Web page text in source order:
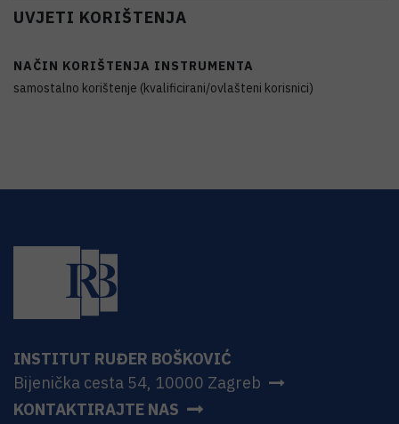
UVJETI KORIŠTENJA
NAČIN KORIŠTENJA INSTRUMENTA
samostalno korištenje (kvalificirani/ovlašteni korisnici)
INSTITUT RUĐER BOŠKOVIĆ
Bijenička cesta 54, 10000 Zagreb
KONTAKTIRAJTE NAS